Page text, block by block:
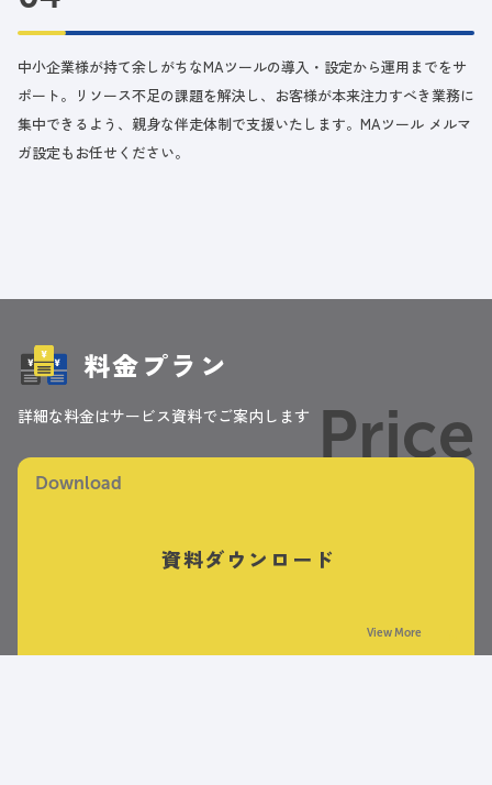
中小企業様が持て余しがちなMAツールの導入・設定から運用までをサ
ポート。リソース不足の課題を解決し、お客様が本来注力すべき業務に
集中できるよう、親身な伴走体制で支援いたします。MAツール メルマ
ガ設定もお任せください。
料金プラン
詳細な料金はサービス資料でご案内します
Download
資料ダウンロード
View More
Price